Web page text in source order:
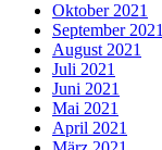
Oktober 2021
September 2021
August 2021
Juli 2021
Juni 2021
Mai 2021
April 2021